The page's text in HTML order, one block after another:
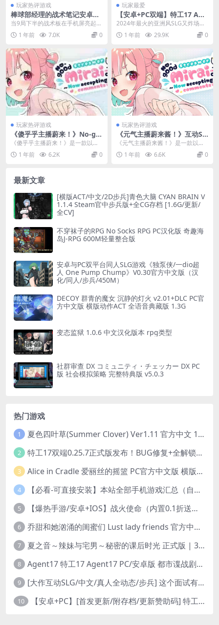
玩家热评游戏
棒球部经理的战术笔记安卓版
｜マネージャーのスコアブッ
ク ～集団戦術解析～ Ver1.0
正式适配
当9局下半的战术板在手机屏亮起
时，我第17次划掉了错误选项——
这就是《经理的记分...
1 年前 7.0K 0
玩家最爱
【安卓+PC双端】特工17 Age
nt V0.25.3 官方中文正式版
+全角色赞助码丨亚洲风沙盒
神作丨37套新CG+剧情重置
2024年最火的亚洲风SLG又炸场
了！特工17正式发布V0.25.3双端官
方中文...
1 年前 29.9K 0
玩家热评游戏
《傻乎乎主播蔚来！》No-go
od Streamer Mirai-chan! 官
方中文版：欢乐互动SLG直播
喜剧新作​
《傻乎乎主播蔚来！》是一款以虚
拟主播为主题的互动SLG新作，玩
家将扮演直播间观众...
1 年前 6.2K 0
玩家热评游戏
《元气主播蔚来酱！》互动SL
G中文PC版｜虚拟主播养成模
拟｜官方中文新作
《元气主播蔚来酱！》是一款以虚
拟主播为主题的互动模拟游戏，玩
家将扮演经纪人，帮助...
1 年前 6.6K 0
最新文章
[横版ACT/中文/2D步兵]青色大脑 CYAN BRAIN V
1.1.4 Steam官中步兵版+全CG存档 [1.6G/更新/
全CV]
不穿袜子的RPG No Socks RPG PC汉化版 奇趣海
岛J-RPG 600M轻量整合版
安卓与PC双平台同人SLG游戏《独泵侠/一dio超
人 One Pump Chump》V0.30官方中文版（汉
化/同人/步兵/450M）
DECOY 群青的魔女 沉静的灯火 v2.01+DLC PC官
方中文版 横版动作ACT 全语音典藏版 1.3G
变态监狱 1.0.6 中文汉化版本 rpg类型
社群审查 DX コミュニティ・チェッカー DX PC
版 社会模拟策略 完整特典版 v5.0.3
热门游戏
1 夏色四叶草(Summer Clover) Ver1.11 官方中文 1+4.35G 全CG 有CV 百度盘版本
2 特工17双端0.25.7正式版发布！BUG修复+全解锁存档+赞助码合集（安卓/PC/中文/动态）
3 Alice in Cradle 爱丽丝的摇篮 PC官方中文版 横版动作ACT 手绘幻想风 v0.29g 完整体验版
4 【必看-可直接安装】本站全部手机游戏汇总（自带修改器MOD）
5 【爆热手游/安卓+IOS】战火使命（内置0.1折送可触碰战姬）[中文/美女养成/整合兑换码/双端互通/更新]（公测）
6 乔甜和她汹涌的闺蜜们 Lust lady friends 官方中文版本 SLG类型
7 夏之音～辣妹与宅男～秘密的课后时光 正式版 | 3D 动态步兵触摸互动 SLG|PC 平台 | 内嵌汉化 + 去码补丁 + 修改存档 | 1.5G
8 Agent17 特工17 Agent17 PC/安卓版 都市谍战剧情模拟RPG v0.26.6 官方中文高清版
9 [大作互动SLG/中文/真人全动态/步兵] 这个面试有点硬2-远征东洋篇 免登录破解版本V1.11 官方中文步兵 [20G/新破解/中文配音]
10 【安卓+PC】[首发更新/附存档/更新赞助码] 特工17Agent V0.25.9 官方中文版+赞助码+修复多项BUG 3月29最新版本